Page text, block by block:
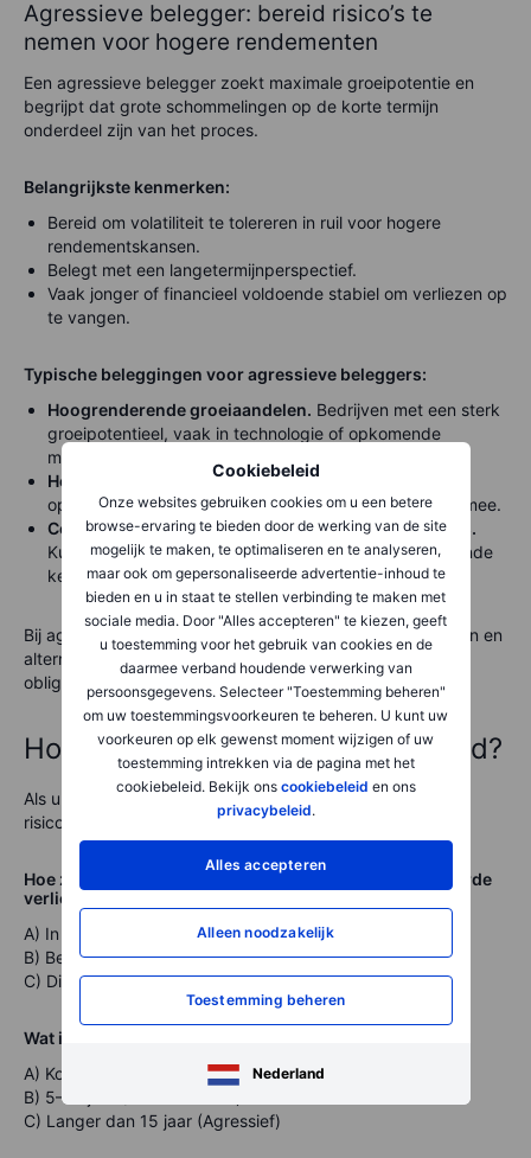
Cookiebeleid
Onze websites gebruiken cookies om u een betere
browse-ervaring te bieden door de werking van de site
mogelijk te maken, te optimaliseren en te analyseren,
maar ook om gepersonaliseerde advertentie-inhoud te
bieden en u in staat te stellen verbinding te maken met
sociale media. Door "Alles accepteren" te kiezen, geeft
u toestemming voor het gebruik van cookies en de
daarmee verband houdende verwerking van
persoonsgegevens. Selecteer "Toestemming beheren"
om uw toestemmingsvoorkeuren te beheren. U kunt uw
voorkeuren op elk gewenst moment wijzigen of uw
toestemming intrekken via de pagina met het
cookiebeleid. Bekijk ons cookiebeleid en ons
privacybeleid.
Alles accepteren
Alleen noodzakelijk
Toestemming beheren
Nederland
Agressieve belegger: bereid risico’s te
nemen voor hogere rendementen
Een agressieve belegger zoekt maximale groeipotentie en
begrijpt dat grote schommelingen op de korte termijn
onderdeel zijn van het proces.
Belangrijkste kenmerken:
Bereid om volatiliteit te tolereren in ruil voor hogere
rendementskansen.
Belegt met een langetermijnperspectief.
Vaak jonger of financieel voldoende stabiel om verliezen op
te vangen.
Typische beleggingen voor agressieve beleggers:
Hoogrenderende groeiaandelen. Bedrijven met een sterk
groeipotentieel, vaak in technologie of opkomende
markten.
Hoogrentende bedrijfsobligaties.Bieden hogere
opbrengsten, maar brengen ook meer risico met zich mee.
Complexe producten zoals opties en hefboom-ETF’s.
Kunnen hoge winst opleveren, maar vereisen diepgaande
kennis.
Bij agressieve beleggers ligt de nadruk vooral op aandelen en
alternatieve beleggingen, met een kleiner aandeel in
obligaties of contanten.
Hoe bepaalt u uw risicobereidheid?
Als u niet zeker weet waar u staat op het spectrum van
risicobereidheid, stel uzelf dan de volgende vragen:
Hoe zou u reageren als uw belegging 20% van zijn waarde
verliest?
A) In paniek raken en direct verkopen (Conservatief)
B) Bezorgd zijn maar toch blijven zitten (Gebalanceerd)
C) Dit zien als een kans om bij te kopen (Agressief)
Wat is uw beleggingshorizon?
A) Korter dan 5 jaar (Conservatief)
B) 5–15 jaar (Gebalanceerd)
C) Langer dan 15 jaar (Agressief)